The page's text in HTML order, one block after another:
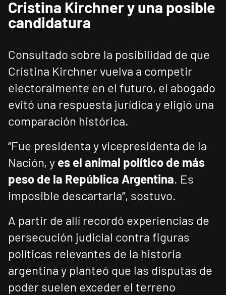
Cristina Kirchner y una posible
candidatura
Consultado sobre la posibilidad de que
Cristina Kirchner vuelva a competir
electoralmente en el futuro, el abogado
evitó una respuesta jurídica y eligió una
comparación histórica.
“Fue presidenta y vicepresidenta de la
Nación, y es el animal político de más
peso de la República Argentina. Es
imposible descartarla”, sostuvo.
A partir de allí recordó experiencias de
persecución judicial contra figuras
políticas relevantes de la historia
argentina y planteó que las disputas de
poder suelen exceder el terreno